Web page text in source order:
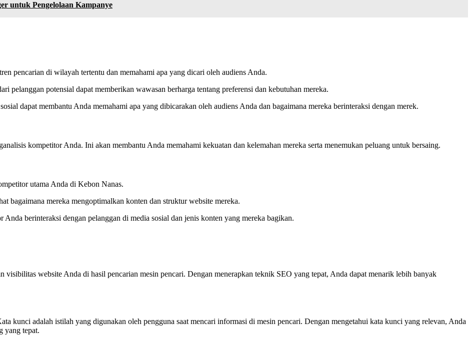
untuk Pengelolaan Kampanye
pencarian di wilayah tertentu dan memahami apa yang dicari oleh audiens Anda.
pelanggan potensial dapat memberikan wawasan berharga tentang preferensi dan kebutuhan mereka.
dapat membantu Anda memahami apa yang dibicarakan oleh audiens Anda dan bagaimana mereka berinteraksi dengan merek.
kompetitor Anda. Ini akan membantu Anda memahami kekuatan dan kelemahan mereka serta menemukan peluang untuk bersaing.
utama Anda di Kebon Nanas.
bagaimana mereka mengoptimalkan konten dan struktur website mereka.
Anda berinteraksi dengan pelanggan di media sosial dan jenis konten yang mereka bagikan.
visibilitas website Anda di hasil pencarian mesin pencari. Dengan menerapkan teknik SEO yang tepat, Anda dapat menarik lebih banyak
kunci adalah istilah yang digunakan oleh pengguna saat mencari informasi di mesin pencari. Dengan mengetahui kata kunci yang relevan, Anda
yang tepat.